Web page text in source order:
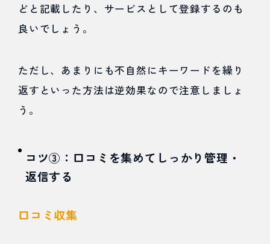
どと記載したり、サービスとして登録するのも
良いでしょう。
ただし、あまりにも不自然にキーワードを繰り
返すといった方法は逆効果なので注意しましょ
う。
コツ③：口コミを集めてしっかり管理・
返信する
口コミ収集